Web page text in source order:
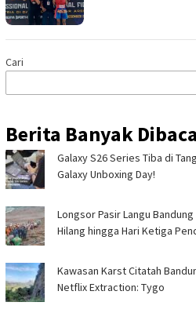
Cari
Berita Banyak
Galaxy S26 Series Tiba di
Galaxy Unboxing Day!
Longsor Pasir Langu
Hilang hingga Hari Ketiga
Kawasan Karst Citatah
Netflix Extraction: Tygo